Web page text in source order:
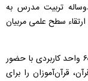
تربیت مدرس به
سطح علمی مربیان
این طرح در طول ۲ سال(۴ ترم آموزشی) با بیش از ۶۰ واحد کاربردی با حضور
قرآن‌آموزان را برای